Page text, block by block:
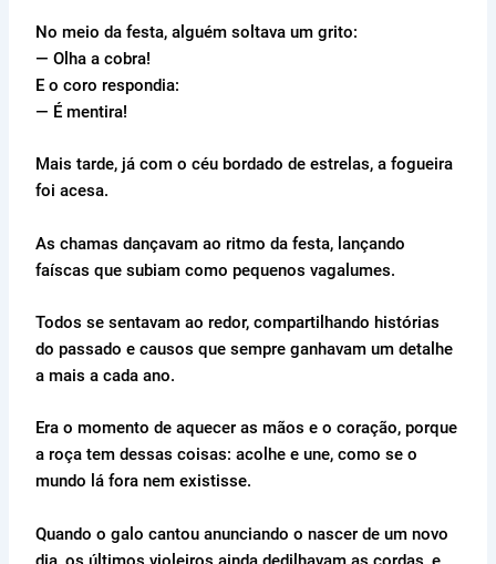
No meio da festa, alguém soltava um grito:
— Olha a cobra!
E o coro respondia:
— É mentira!
Mais tarde, já com o céu bordado de estrelas, a fogueira
foi acesa.
As chamas dançavam ao ritmo da festa, lançando
faíscas que subiam como pequenos vagalumes.
Todos se sentavam ao redor, compartilhando histórias
do passado e causos que sempre ganhavam um detalhe
a mais a cada ano.
Era o momento de aquecer as mãos e o coração, porque
a roça tem dessas coisas: acolhe e une, como se o
mundo lá fora nem existisse.
Quando o galo cantou anunciando o nascer de um novo